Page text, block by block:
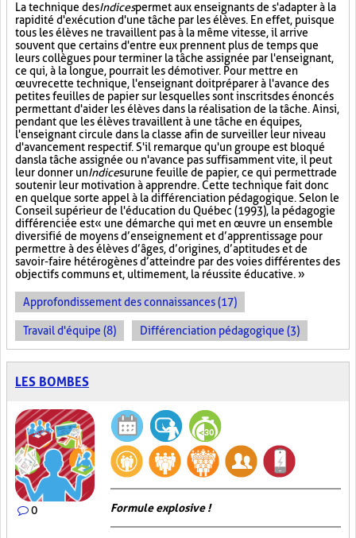
La technique desIndicespermet aux enseignants de s'adapter à la
rapidité d'exécution d'une tâche par les élèves. En effet, puisque
tous les élèves ne travaillent pas à la même vitesse, il arrive
souvent que certains d'entre eux prennent plus de temps que
leurs collègues pour terminer la tâche assignée par l'enseignant,
ce qui, à la longue, pourrait les démotiver. Pour mettre en
œuvre cette technique, l'enseignant doit préparer à l'avance des
petites feuilles de papier sur lesquelles sont inscrits des énoncés
permettant d'aider les élèves dans la réalisation de la tâche. Ainsi,
pendant que les élèves travaillent à une tâche en équipes,
l'enseignant circule dans la classe afin de surveiller leur niveau
d'avancement respectif. S'il remarque qu'un groupe est bloqué
dans la tâche assignée ou n'avance pas suffisamment vite, il peut
leur donner unIndicesurune feuille de papier, ce qui permettra de
soutenir leur motivation à apprendre. Cette technique fait donc
en quelque sorte appel à la différenciation pédagogique. Selon le
Conseil supérieur de l'éducation du Québec (1993), la pédagogie
différenciée est « une démarche qui met en œuvre un ensemble
diversifié de moyens d’enseignement et d’apprentissage pour
permettre à des élèves d’âges, d’origines, d’aptitudes et de
savoir-faire hétérogènes d’atteindre par des voies différentes des
objectifs communs et, ultimement, la réussite éducative. »
Approfondissement des connaissances (17)
Travail d'équipe (8) Différenciation pédagogique (3)
LES BOMBES
0 Formule explosive !